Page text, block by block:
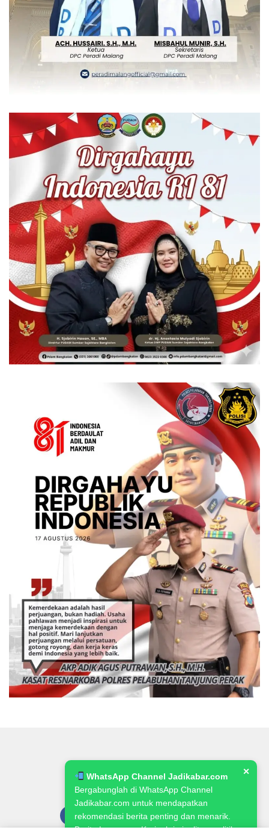
WhatsApp Channel Jadikabar.com
Bergabunglah di WhatsApp Channel
Jadikabar.com untuk mendapatkan
rekomendasi berita penting dan menarik.
✕